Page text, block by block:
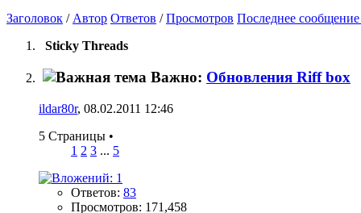
Заголовок / Автор Ответов /Просмотров Последнее сообщение
Sticky Threads
Важно: Обновления Riff box
ildar80r, 08.02.2011 12:46
5 Страницы •
1 2 3 ... 5
Ответов: 83
Просмотров: 171,458